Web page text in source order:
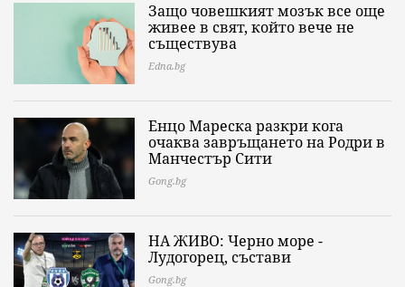
Защо човешкият мозък все още
живее в свят, който вече не
съществува
Edna.bg
Енцо Мареска разкри кога
очаква завръщането на Родри в
Манчестър Сити
Gong.bg
НА ЖИВО: Черно море -
Лудогорец, състави
Gong.bg